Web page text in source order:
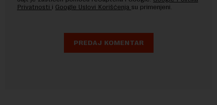
Privatnosti i Google Uslovi Korišćenja su primenjeni.